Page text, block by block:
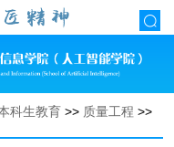
科生教育 >> 质量工程 >>